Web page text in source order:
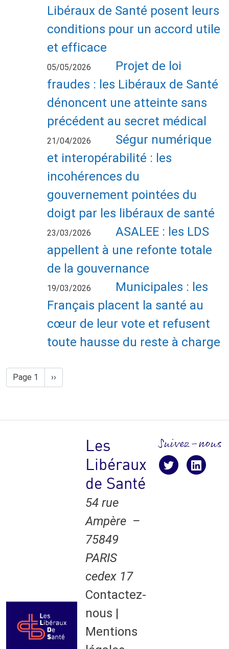
Libéraux de Santé posent leurs
conditions pour un accord utile
et efficace
05/05/2026
Projet de loi
fraudes : les Libéraux de Santé
dénoncent une atteinte sans
précédent au secret médical
21/04/2026
Ségur numérique
et interopérabilité : les
incohérences du
gouvernement pointées du
doigt par les libéraux de santé
23/03/2026
ASALEE : les LDS
appellent à une refonte totale
de la gouvernance
19/03/2026
Municipales : les
Français placent la santé au
cœur de leur vote et refusent
toute hausse du reste à charge
Pagination
Page 1 Page suivante
››
Les
Libéraux
de Santé
54 rue
Ampère –
75849
PARIS
cedex 17
Contactez-
nous |
Mentions
Suivez-nous
Suivez-nous !
suivez-